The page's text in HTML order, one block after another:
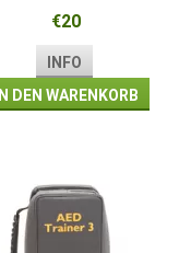
€20
INFO
IN DEN WARENKORB